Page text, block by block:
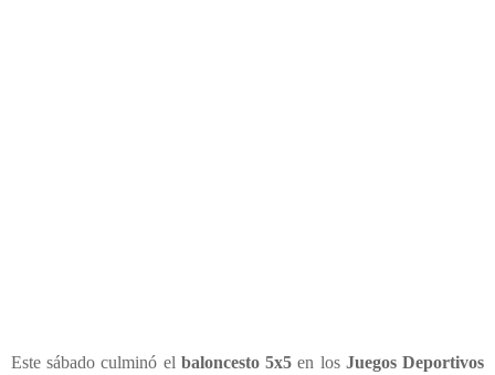
Este sábado culminó el baloncesto 5x5 en los Juegos Deportivos